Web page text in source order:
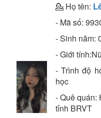
💁 Họ tên:
- Mã số:
- Sinh năm:
- Giới
- Trình độ
học
- Quê quán:
tỉnh BRVT